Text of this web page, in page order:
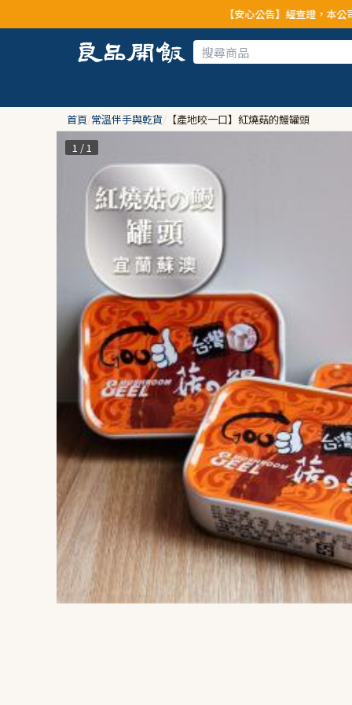
【安心公告】經查證，本公司全品項與上游供
首頁/常溫伴手與乾貨/ 【產地咬一口】紅燒菇的鰻罐頭
1 / 1